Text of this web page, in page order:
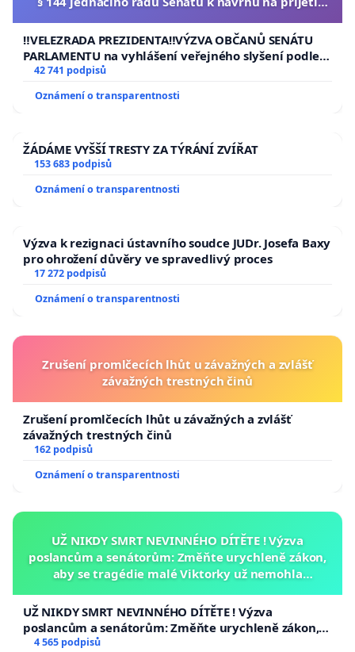
republiky
‼️VELEZRADA PREZIDENTA‼️VÝZVA OBČANŮ SENÁTU
PARLAMENTU na vyhlášení veřejného slyšení podle §
144 jednacího řádu Senátu k návrhu na přijetí
republiky
42 741 podpisů
Oznámení o transparentnosti
ŽÁDÁME VYŠŠÍ TRESTY ZA TÝRÁNÍ ZVÍŘAT
153 683 podpisů
Oznámení o transparentnosti
Výzva k rezignaci ústavního soudce JUDr. Josefa Baxy
pro ohrožení důvěry ve spravedlivý proces
17 272 podpisů
Oznámení o transparentnosti
Zrušení promlčecích lhůt u závažných a zvlášť
závažných trestných činů
Zrušení promlčecích lhůt u závažných a zvlášť
závažných trestných činů
162 podpisů
Oznámení o transparentnosti
UŽ NIKDY SMRT NEVINNÉHO DÍTĚTE ! Výzva
poslancům a senátorům: Změňte urychleně zákon,
aby se tragédie malé Viktorky už nemohla
UŽ NIKDY SMRT NEVINNÉHO DÍTĚTE ! Výzva
poslancům a senátorům: Změňte urychleně zákon,
aby se tragédie malé Viktorky už nemohla opakovat!
4 565 podpisů